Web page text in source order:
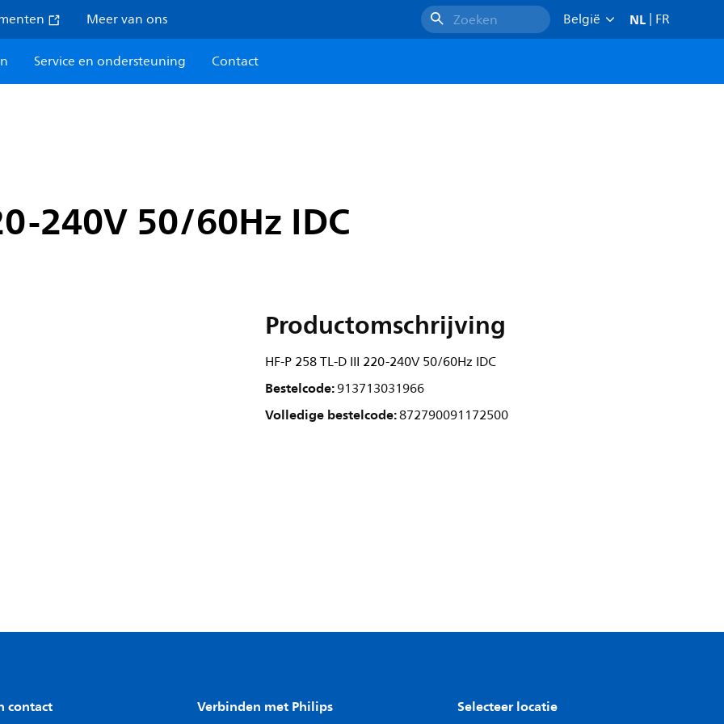
Meer van ons Zoeken België NL | FR
Service en ondersteuning Contact
240V 50/60Hz IDC
Productomschrijving
HF-P 258 TL-D III 220-240V 50/60Hz IDC
Bestelcode:913713031966
Volledige bestelcode:872790091172500
contact Verbinden met Philips Selecteer locatie